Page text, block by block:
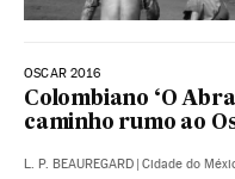
OSCAR 2016
Colombiano ‘O
caminho rumo ao
L. P. BEAUREGARD | Cidade do